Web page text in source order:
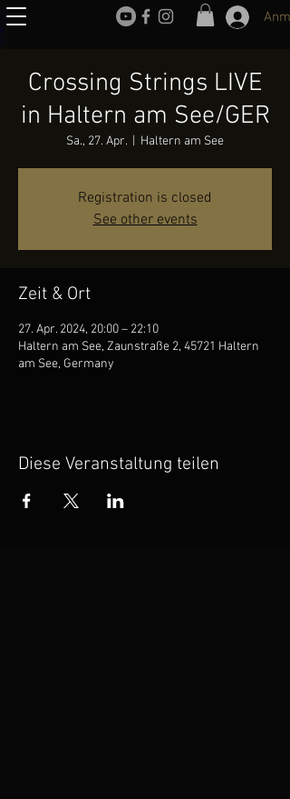
Crossing Strings LIVE
in Haltern am See/GER
Sa., 27. Apr. Haltern am See
Registration is closed
See other events
Zeit & Ort
27. Apr. 2024, 20:00 – 22:10
Haltern am See, Zaunstraße 2, 45721 Haltern
am See, Germany
Diese Veranstaltung teilen